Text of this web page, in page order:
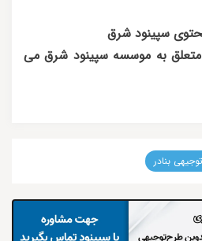
سپینود شرق
به موسسه سپینود شرق می
بنادر